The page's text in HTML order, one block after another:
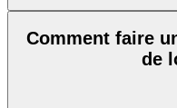
Comment faire
de